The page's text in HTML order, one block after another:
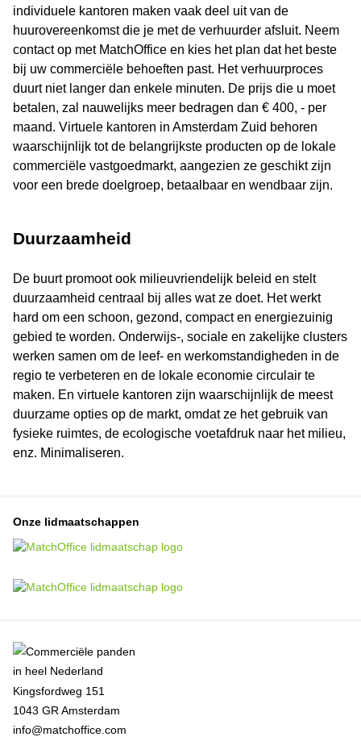
individuele kantoren maken vaak deel uit van de
huurovereenkomst die je met de verhuurder afsluit. Neem
contact op met MatchOffice en kies het plan dat het beste
bij uw commerciële behoeften past. Het verhuurproces
duurt niet langer dan enkele minuten. De prijs die u moet
betalen, zal nauwelijks meer bedragen dan € 400, - per
maand. Virtuele kantoren in Amsterdam Zuid behoren
waarschijnlijk tot de belangrijkste producten op de lokale
commerciële vastgoedmarkt, aangezien ze geschikt zijn
voor een brede doelgroep, betaalbaar en wendbaar zijn.
Duurzaamheid
De buurt promoot ook milieuvriendelijk beleid en stelt
duurzaamheid centraal bij alles wat ze doet. Het werkt
hard om een ​​schoon, gezond, compact en energiezuinig
gebied te worden. Onderwijs-, sociale en zakelijke clusters
werken samen om de leef- en werkomstandigheden in de
regio te verbeteren en de lokale economie circulair te
maken. En virtuele kantoren zijn waarschijnlijk de meest
duurzame opties op de markt, omdat ze het gebruik van
fysieke ruimtes, de ecologische voetafdruk naar het milieu,
enz. Minimaliseren.
Onze lidmaatschappen
Kingsfordweg 151
1043 GR Amsterdam
info@matchoffice.com